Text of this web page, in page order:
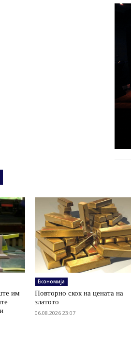
им
Економија
Повторно скок на цената на
златото
06.08.2026 23:07